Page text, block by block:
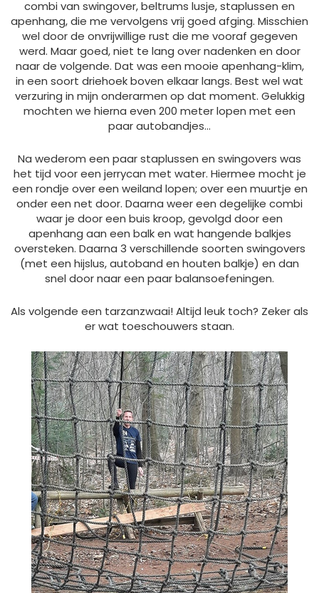
combi van swingover, beltrums lusje, staplussen en
apenhang, die me vervolgens vrij goed afging. Misschien
wel door de onvrijwillige rust die me vooraf gegeven
werd. Maar goed, niet te lang over nadenken en door
naar de volgende. Dat was een mooie apenhang-klim,
in een soort driehoek boven elkaar langs. Best wel wat
verzuring in mijn onderarmen op dat moment. Gelukkig
mochten we hierna even 200 meter lopen met een
paar autobandjes…
Na wederom een paar staplussen en swingovers was
het tijd voor een jerrycan met water. Hiermee mocht je
een rondje over een weiland lopen; over een muurtje en
onder een net door. Daarna weer een degelijke combi
waar je door een buis kroop, gevolgd door een
apenhang aan een balk en wat hangende balkjes
oversteken. Daarna 3 verschillende soorten swingovers
(met een hijslus, autoband en houten balkje) en dan
snel door naar een paar balansoefeningen.
Als volgende een tarzanzwaai! Altijd leuk toch? Zeker als
er wat toeschouwers staan.